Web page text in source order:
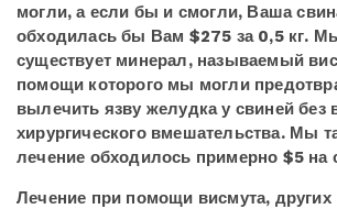
могли, а если бы и смогли, Ваша
обходилась бы Вам $275 за 0,5 кг.
существует минерал, называемый
помощи которого мы могли
вылечить язву желудка у свиней без
хирургического вмешательства. Мы
лечение обходилось примерно $5 на
Лечение при помощи висмута,